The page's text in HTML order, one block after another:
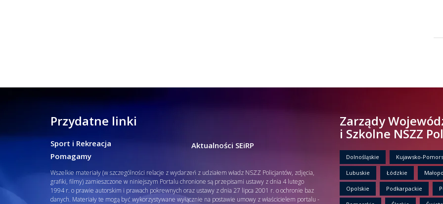
Przydatne linki
Sport i Rekreacja
Pomagamy
Aktualności SEiRP
Wszelkie materiały (w szczególności relacje z wydarzeń z udziałem władz NSZZ Policjantów, zdjęcia,
grafiki, filmy) zamieszczone w niniejszym Portalu chronione są przepisami ustawy z dnia 4 lutego
1994 r. o prawie autorskim i prawach pokrewnych oraz ustawy z dnia 27 lipca 2001 r. o ochronie baz
danych. Materiały te mogą być wykorzystywane wyłącznie na postawie umowy z właścicielem portalu -
Zarządy
i Szkolne NSZZ
Dolnośląskie Kujawsko-
Lubuskie Łódzkie
Opolskie Podkarpackie